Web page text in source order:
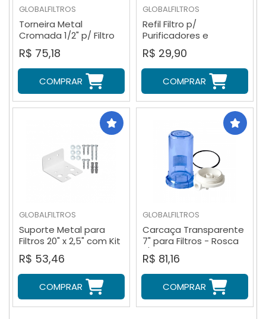
GLOBALFILTROS
Torneira Metal
Cromada 1/2" p/ Filtro
de Parede e
Bebedouros
R$ 75,18
COMPRAR
GLOBALFILTROS
Refil Filtro p/
Purificadores e
Bebedouros Libell
Acqua Flex
R$ 29,90
COMPRAR
GLOBALFILTROS
Suporte Metal para
Filtros 20" x 2,5" com Kit
Parafusos
R$ 53,46
COMPRAR
GLOBALFILTROS
Carcaça Transparente
7" para Filtros - Rosca
1/2 (Sem Refil)
R$ 81,16
COMPRAR